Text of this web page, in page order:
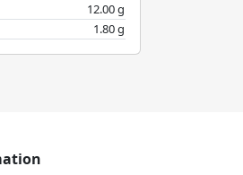
12.00 g
1.80 g